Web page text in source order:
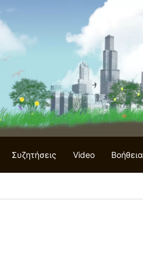
Συζητήσεις Video Βοήθεια